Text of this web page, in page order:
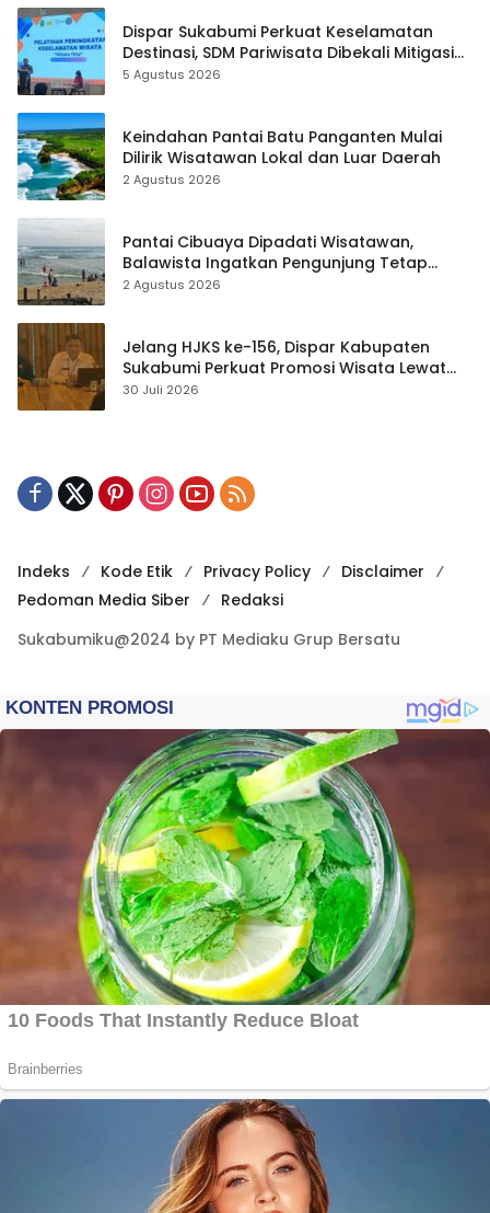
Dispar Sukabumi Perkuat Keselamatan
Destinasi, SDM Pariwisata Dibekali Mitigasi
hingga Teknik Evakuasi
5 Agustus 2026
Keindahan Pantai Batu Panganten Mulai
Dilirik Wisatawan Lokal dan Luar Daerah
2 Agustus 2026
Pantai Cibuaya Dipadati Wisatawan,
Balawista Ingatkan Pengunjung Tetap
Waspada
2 Agustus 2026
Jelang HJKS ke-156, Dispar Kabupaten
Sukabumi Perkuat Promosi Wisata Lewat
Publikasi Digital
30 Juli 2026
Indeks Kode Etik Privacy Policy
Disclaimer
Pedoman Media Siber
Redaksi
Sukabumiku@2024 by PT Mediaku Grup Bersatu